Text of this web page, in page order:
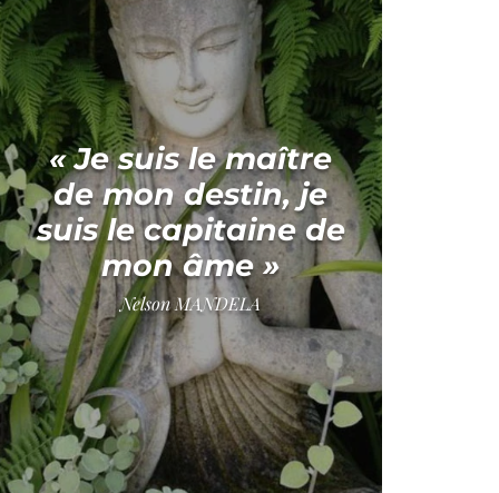
« Je suis le maître
de mon destin,je
suis le capitaine de
mon âme »
Nelson MANDELA